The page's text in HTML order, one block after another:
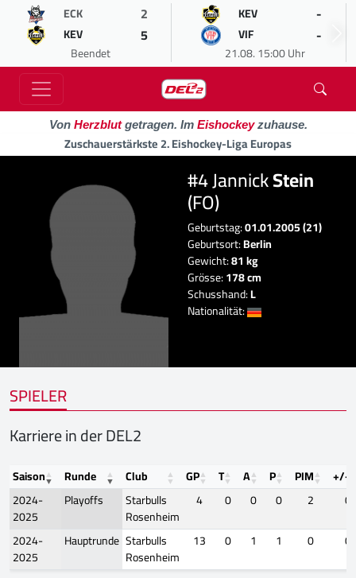
ECK 2
KEV 5
Beendet
KEV -
VIF -
21.08. 15:00 Uhr
Von Herzblutgetragen. Im Eishockeyzuhause.
Zuschauerstärkste 2. Eishockey-Liga Europas
#4 JannickStein
(FO)
Geburtstag:01.01.2005 (21)
Geburtsort:Berlin
Gewicht:81 kg
Grösse:178 cm
Schusshand:L
Nationalität:
SPIELER
Karriere in der DEL2
Saison Runde Club GP T A P PIM
+/-
2024-
2025
Playoffs
Starbulls
Rosenheim
4 0 0 0 2
0
2024-
2025
Hauptrunde Starbulls
Rosenheim
13 0 1 1 0 0